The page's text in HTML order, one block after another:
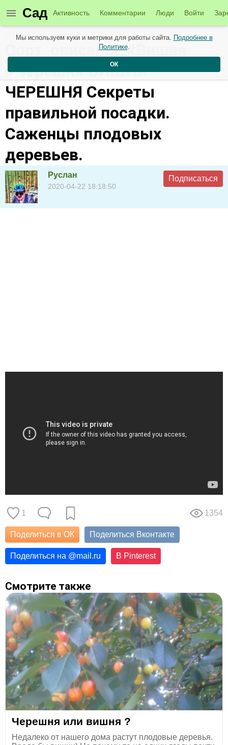
Сад Активность Комментарии Люди Войти
Новые материалы от 23 апреля
Сорт_описание #Вишня
#Черешня ВИШНЯ
ЧЕРЕШНЯ Секреты
правильной посадки.
Саженцы плодовых
деревьев.
Руслан
2020-04-22 18:18:50
Подписаться
1 1354
Поделиться в ОК Поделиться Вконтакте
Поделиться на @mail.ru В Pinterest
Смотрите также
Черешня или вишня ?
Недалеко от нашего дома растут плодовые деревья.
Мы используем куки и метрики для работы сайта. Подробнее в
Политике.
ОК